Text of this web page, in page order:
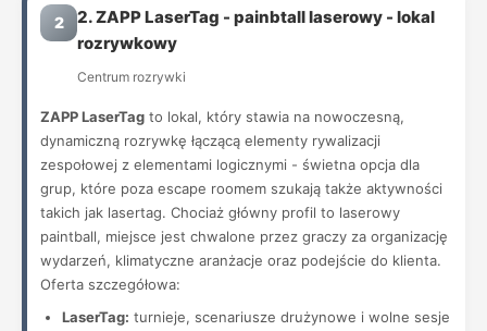
2
2. ZAPP LaserTag - painbtall laserowy - lokal
rozrywkowy
Centrum rozrywki
ZAPP LaserTag to lokal, który stawia na nowoczesną,
dynamiczną rozrywkę łączącą elementy rywalizacji
zespołowej z elementami logicznymi - świetna opcja dla
grup, które poza escape roomem szukają także aktywności
takich jak lasertag. Chociaż główny profil to laserowy
paintball, miejsce jest chwalone przez graczy za organizację
wydarzeń, klimatyczne aranżacje oraz podejście do klienta.
Oferta szczegółowa:
LaserTag: turnieje, scenariusze drużynowe i wolne sesje